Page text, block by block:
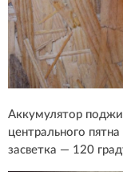
Аккумулятор
центрального
засветка — 120